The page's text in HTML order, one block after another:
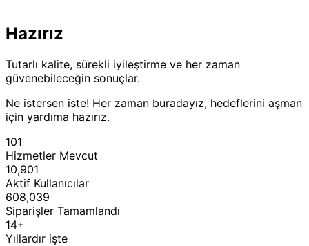
Hazırız
Tutarlı kalite, sürekli iyileştirme ve her zaman
güvenebileceğin sonuçlar.
Ne istersen iste! Her zaman buradayız, hedeflerini aşman
için yardıma hazırız.
101
Hizmetler Mevcut
10,901
Aktif Kullanıcılar
608,039
Siparişler Tamamlandı
14+
Yıllardır işte